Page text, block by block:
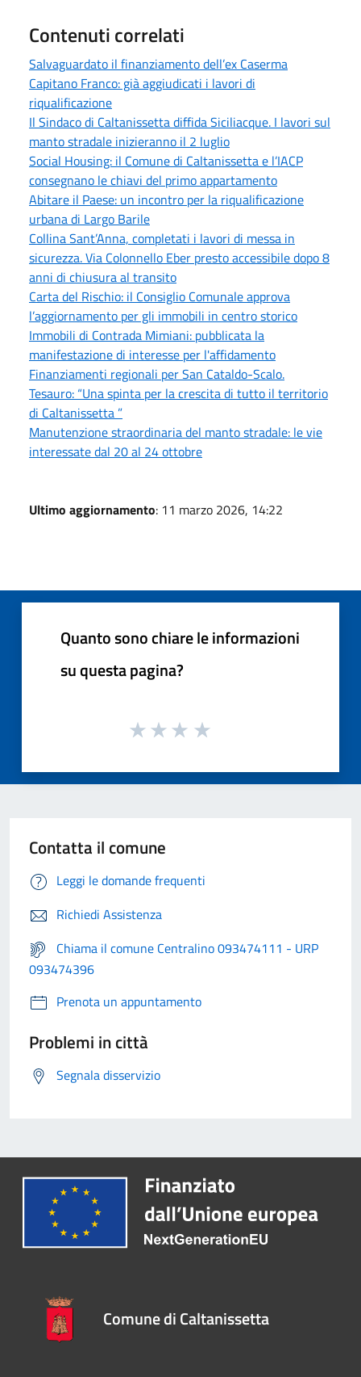
Contenuti correlati
Salvaguardato il finanziamento dell’ex Caserma
Capitano Franco: già aggiudicati i lavori di
riqualificazione
Il Sindaco di Caltanissetta diffida Siciliacque. I lavori sul
manto stradale inizieranno il 2 luglio
Social Housing: il Comune di Caltanissetta e l’IACP
consegnano le chiavi del primo appartamento
Abitare il Paese: un incontro per la riqualificazione
urbana di Largo Barile
Collina Sant’Anna, completati i lavori di messa in
sicurezza. Via Colonnello Eber presto accessibile dopo 8
anni di chiusura al transito
Carta del Rischio: il Consiglio Comunale approva
l’aggiornamento per gli immobili in centro storico
Immobili di Contrada Mimiani: pubblicata la
manifestazione di interesse per l'affidamento
Finanziamenti regionali per San Cataldo-Scalo.
Tesauro: “Una spinta per la crescita di tutto il territorio
di Caltanissetta ”
Manutenzione straordinaria del manto stradale: le vie
interessate dal 20 al 24 ottobre
Ultimo aggiornamento: 11 marzo 2026, 14:22
Quanto sono chiare le informazioni
su questa pagina?
Contatta il comune
Leggi le domande frequenti
Richiedi Assistenza
Chiama il comune Centralino 093474111 - URP
093474396
Prenota un appuntamento
Problemi in città
Segnala disservizio
Comune di Caltanissetta